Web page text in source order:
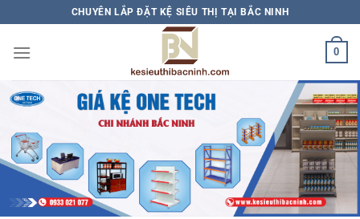
qua
nội
CHUYÊN LẮP ĐẶT KỆ SIÊU THỊ TẠI BẮC NINH
0